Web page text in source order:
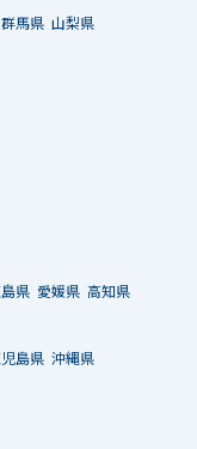
群馬県 山梨県
県 愛媛県 高知県
島県 沖縄県